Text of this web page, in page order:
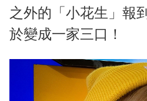
之外的「小花生」報
於變成一家三口！